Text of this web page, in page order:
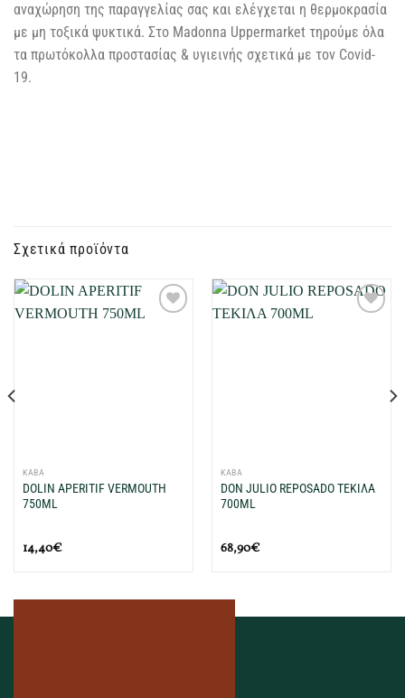
αναχώρηση της παραγγελίας σας και ελέγχεται η θερμοκρασία
με μη τοξικά ψυκτικά. Στο Madonna Uppermarket τηρούμε όλα
τα πρωτόκολλα προστασίας & υγιεινής σχετικά με τον Covid-
19.
Σχετικά προϊόντα
ΚΑΒΑ
DOLIN APERITIF VERMOUTH
750ML
14,40€
ΚΑΒΑ
DON JULIO REPOSADO ΤΕΚΙΛΑ
700ML
68,90€